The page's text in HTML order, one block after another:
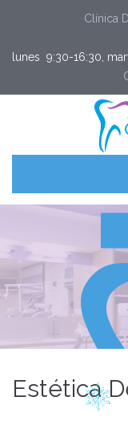
Clínica
lunes  9:30-16:30,
Estética